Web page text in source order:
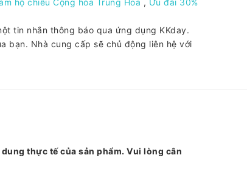
hộ chiếu Cộng hòa Trung Hoa , Ưu đãi 30%
tin nhắn thông báo qua ứng dụng KKday.
bạn. Nhà cung cấp sẽ chủ động liên hệ với
thực tế của sản phẩm. Vui lòng cân